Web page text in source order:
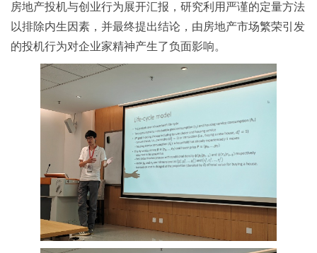
房地产投机与创业行为展开汇报，研究利用严谨的定量方法
以排除内生因素，并最终提出结论，由房地产市场繁荣引发
的投机行为对企业家精神产生了负面影响。